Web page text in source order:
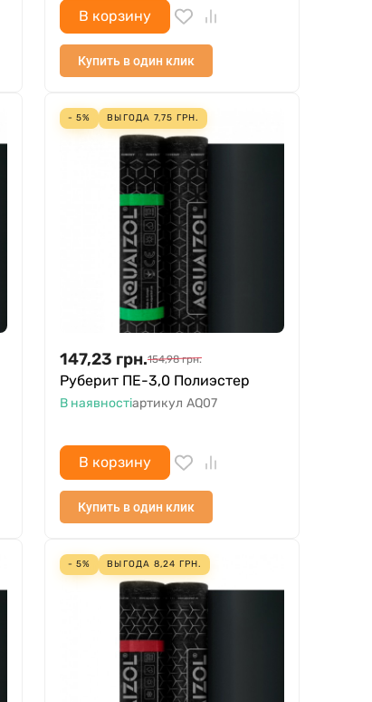
В корзину
Купить в один клик
- 5% ВЫГОДА 7,75 ГРН.
147,23 грн.154,98 грн.
Руберит ПЕ-3,0 Полиэстер
В наявностіартикул AQ07
В корзину
Купить в один клик
- 5% ВЫГОДА 8,24 ГРН.